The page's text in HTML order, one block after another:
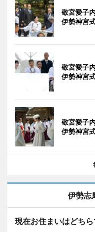
敬宮愛子
伊勢神宮
敬宮愛子
伊勢神宮
敬宮愛子
伊勢神宮
伊勢志
現在お住まいはどちら